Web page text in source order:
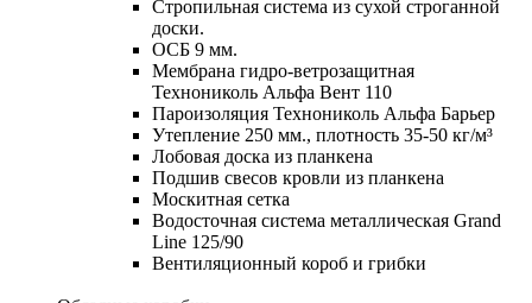
Стропильная система из сухой строганной
доски.
ОСБ 9 мм.
Мембрана гидро-ветрозащитная
Технониколь Альфа Вент 110
Пароизоляция Технониколь Альфа Барьер
Утепление 250 мм., плотность 35-50 кг/м³
Лобовая доска из планкена
Подшив свесов кровли из планкена
Москитная сетка
Водосточная система металлическая Grand
Line 125/90
Вентиляционный короб и грибки